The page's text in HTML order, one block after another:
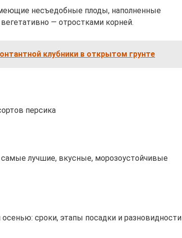
несъедобные плоды, наполненные
— отростками корней.
клубники в открытом грунте
персика
лучшие, вкусные, морозоустойчивые
сроки, этапы посадки и разновидности